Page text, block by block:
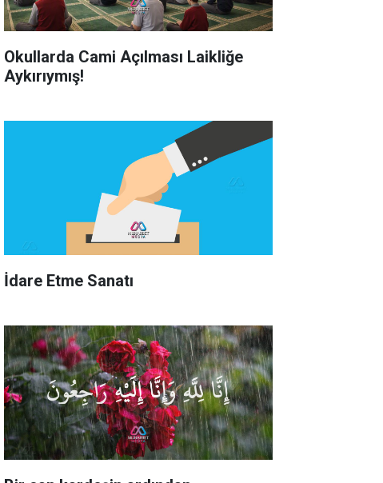
Okullarda Cami Açılması Laikliğe
Aykırıymış!
İdare Etme Sanatı